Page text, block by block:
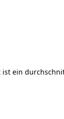
ein